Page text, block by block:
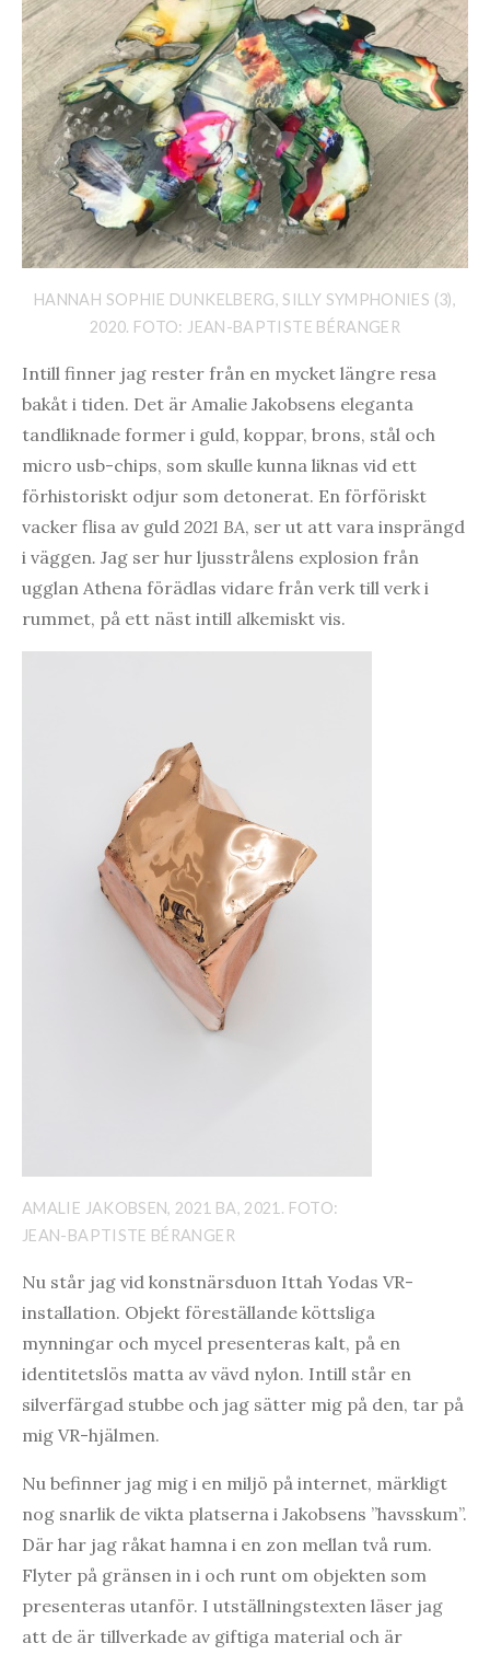
HANNAH SOPHIE DUNKELBERG, SILLY SYMPHONIES (3),
2020. FOTO: JEAN-BAPTISTE BÉRANGER
Intill finner jag rester från en mycket längre resa
bakåt i tiden. Det är Amalie Jakobsens eleganta
tandliknade former i guld, koppar, brons, stål och
micro usb-chips, som skulle kunna liknas vid ett
förhistoriskt odjur som detonerat. En förföriskt
vacker flisa av guld 2021 BA, ser ut att vara insprängd
i väggen. Jag ser hur ljusstrålens explosion från
ugglan Athena förädlas vidare från verk till verk i
rummet, på ett näst intill alkemiskt vis.
AMALIE JAKOBSEN, 2021 BA, 2021. FOTO:
JEAN-BAPTISTE BÉRANGER
Nu står jag vid konstnärsduon Ittah Yodas VR-
installation. Objekt föreställande köttsliga
mynningar och mycel presenteras kalt, på en
identitetslös matta av vävd nylon. Intill står en
silverfärgad stubbe och jag sätter mig på den, tar på
mig VR-hjälmen.
Nu befinner jag mig i en miljö på internet, märkligt
nog snarlik de vikta platserna i Jakobsens ”havsskum”.
Där har jag råkat hamna i en zon mellan två rum.
Flyter på gränsen in i och runt om objekten som
presenteras utanför. I utställningstexten läser jag
att de är tillverkade av giftiga material och är